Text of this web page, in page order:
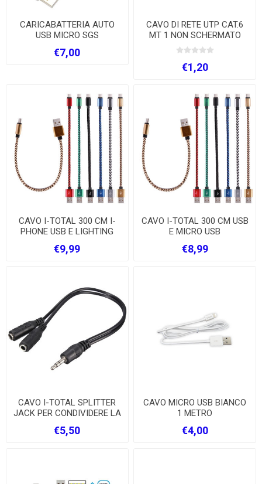
CARICABATTERIA AUTO
USB MICRO SGS
€7,00
CAVO DI RETE UTP CAT.6
MT 1 NON SCHERMATO
GRIGIO
€1,20
CAVO I-TOTAL 300 CM I-
PHONE USB E LIGHTING
€9,99
CAVO I-TOTAL 300 CM USB
E MICRO USB
€8,99
CAVO I-TOTAL SPLITTER
JACK PER CONDIVIDERE LA
€5,50
CAVO MICRO USB BIANCO
1 METRO
€4,00